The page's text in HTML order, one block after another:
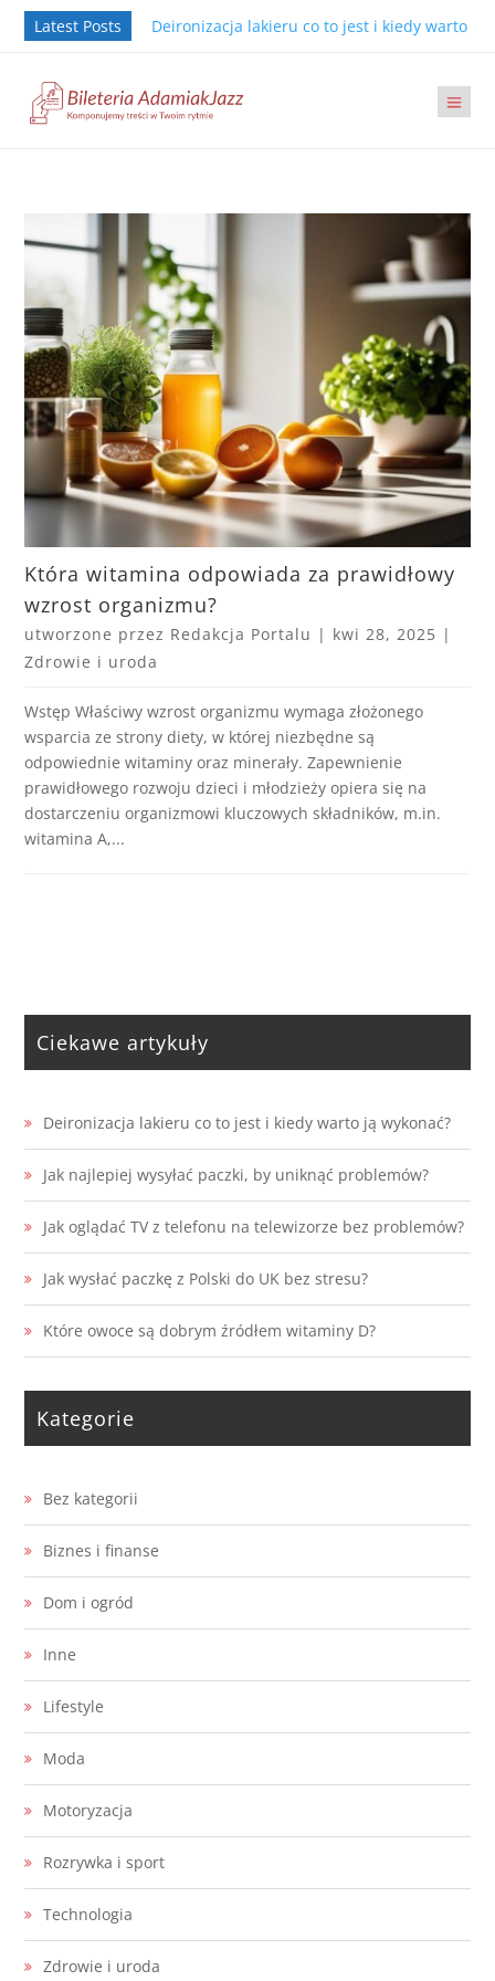
Latest Posts Deironizacja lakieru co to jest i kiedy warto ją
Która witamina odpowiada za prawidłowy
wzrost organizmu?
utworzone przez Redakcja Portalu | kwi 28, 2025 |
Zdrowie i uroda
Wstęp Właściwy wzrost organizmu wymaga złożonego
wsparcia ze strony diety, w której niezbędne są
odpowiednie witaminy oraz minerały. Zapewnienie
prawidłowego rozwoju dzieci i młodzieży opiera się na
dostarczeniu organizmowi kluczowych składników, m.in.
witamina A,...
Ciekawe artykuły
Deironizacja lakieru co to jest i kiedy warto ją wykonać?
Jak najlepiej wysyłać paczki, by uniknąć problemów?
Jak oglądać TV z telefonu na telewizorze bez problemów?
Jak wysłać paczkę z Polski do UK bez stresu?
Które owoce są dobrym źródłem witaminy D?
Kategorie
Bez kategorii
Biznes i finanse
Dom i ogród
Inne
Lifestyle
Moda
Motoryzacja
Rozrywka i sport
Technologia
Zdrowie i uroda